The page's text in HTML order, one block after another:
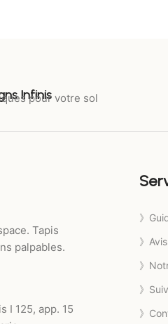
Infinis
pour votre sol
Tapis
palpables.
I 125, app. 15
》
》
》
》
》